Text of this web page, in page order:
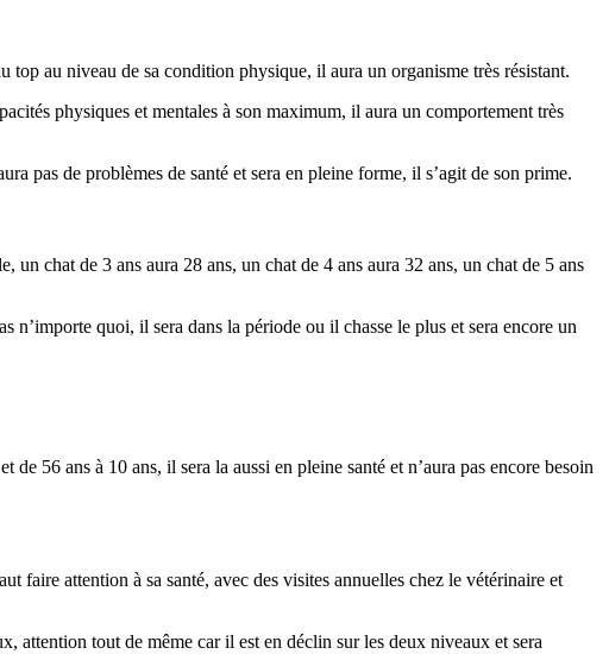
top au niveau de sa condition physique, il aura un organisme très résistant.
physiques et mentales à son maximum, il aura un comportement très
pas de problèmes de santé et sera en pleine forme, il s’agit de son prime.
un chat de 3 ans aura 28 ans, un chat de 4 ans aura 32 ans, un chat de 5 ans
n’importe quoi, il sera dans la période ou il chasse le plus et sera encore un
56 ans à 10 ans, il sera la aussi en pleine santé et n’aura pas encore besoin
faire attention à sa santé, avec des visites annuelles chez le vétérinaire et
attention tout de même car il est en déclin sur les deux niveaux et sera